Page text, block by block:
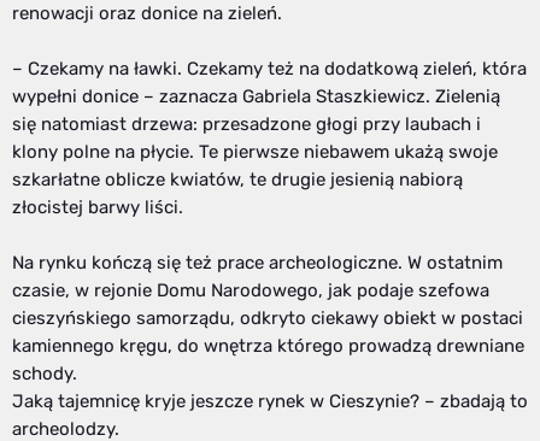
renowacji oraz donice na zieleń.
– Czekamy na ławki. Czekamy też na dodatkową zieleń, która
wypełni donice – zaznacza Gabriela Staszkiewicz. Zielenią
się natomiast drzewa: przesadzone głogi przy laubach i
klony polne na płycie. Te pierwsze niebawem ukażą swoje
szkarłatne oblicze kwiatów, te drugie jesienią nabiorą
złocistej barwy liści.
Na rynku kończą się też prace archeologiczne. W ostatnim
czasie, w rejonie Domu Narodowego, jak podaje szefowa
cieszyńskiego samorządu, odkryto ciekawy obiekt w postaci
kamiennego kręgu, do wnętrza którego prowadzą drewniane
schody.
Jaką tajemnicę kryje jeszcze rynek w Cieszynie? – zbadają to
archeolodzy.